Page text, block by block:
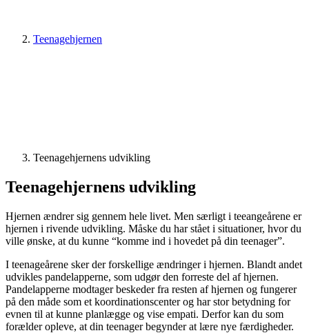
Teenagehjernen
Teenagehjernens udvikling
Teenagehjernens udvikling
Hjernen ændrer sig gennem hele livet. Men særligt i teeangeårene er
hjernen i rivende udvikling. Måske du har stået i situationer, hvor du
ville ønske, at du kunne “komme ind i hovedet på din teenager”.
I teenageårene sker der forskellige ændringer i hjernen. Blandt andet
udvikles pandelapperne, som udgør den forreste del af hjernen.
Pandelapperne modtager beskeder fra resten af hjernen og fungerer
på den måde som et koordinationscenter og har stor betydning for
evnen til at kunne planlægge og vise empati. Derfor kan du som
forælder opleve, at din teenager begynder at lære nye færdigheder.